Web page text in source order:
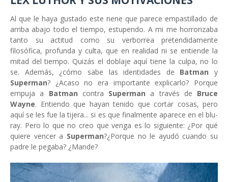
Al que le haya gustado este nene que parece empastillado de
arriba abajo todo el tiempo, estupendo. A mi me horrorizaba
tanto su actitud como su verborrea pretendidamente
filosófica, profunda y culta, que en realidad ni se entiende la
mitad del tiempo. Quizás el doblaje aquí tiene la culpa, no lo
se. Además, ¿cómo sabe las identidades de Batman y
Superman? ¿Acaso no era importante explicarlo? Porque
empuja a Batman contra Superman a través de Bruce
Wayne. Entiendo que hayan tenido que cortar cosas, pero
aquí se les fue la tijera... si es que finalmente aparece en el blu-
ray. Pero lo que no creo que venga es lo siguiente: ¿Por qué
quiere vencer a Superman?¿Porque no le ayudó cuando su
padre le pegaba? ¿Mande?